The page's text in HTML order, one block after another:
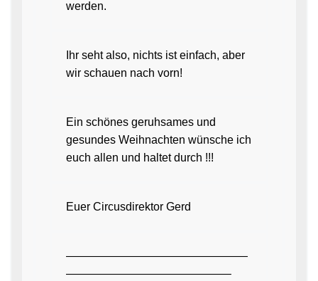
werden.
Ihr seht also, nichts ist einfach, aber
wir schauen nach vorn!
Ein schönes geruhsames und
gesundes Weihnachten wünsche ich
euch allen und haltet durch !!!
Euer Circusdirektor Gerd
————————————————
——————————————–